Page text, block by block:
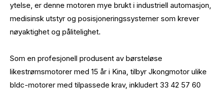
ytelse, er denne motoren mye brukt i industriell automasjon,
medisinsk utstyr og posisjoneringssystemer som krever
nøyaktighet og pålitelighet.
Som en profesjonell produsent av børsteløse
likestrømsmotorer med 15 år i Kina, tilbyr Jkongmotor ulike
bldc-motorer med tilpassede krav, inkludert 33 42 57 60